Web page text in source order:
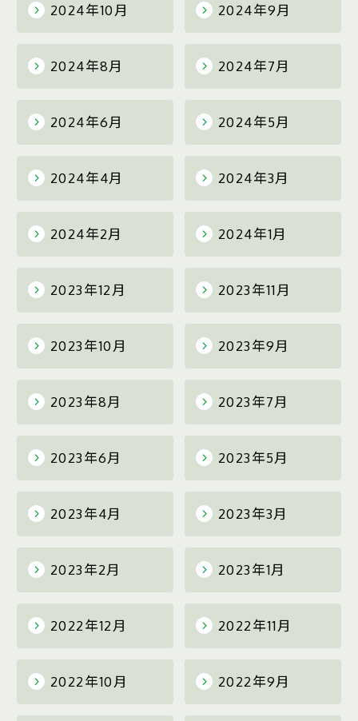
2024年10月 2024年9月
2024年8月 2024年7月
2024年6月 2024年5月
2024年4月 2024年3月
2024年2月 2024年1月
2023年12月 2023年11月
2023年10月 2023年9月
2023年8月 2023年7月
2023年6月 2023年5月
2023年4月 2023年3月
2023年2月 2023年1月
2022年12月 2022年11月
2022年10月 2022年9月